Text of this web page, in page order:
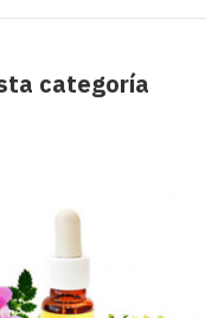
categoría